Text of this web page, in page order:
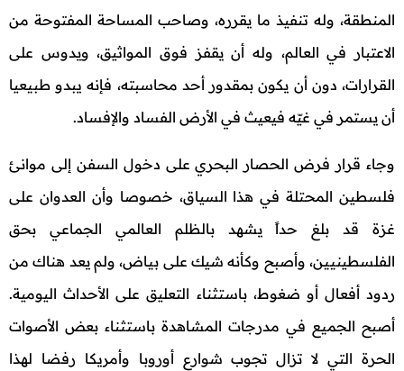
المنطقة، وله تنفيذ ما يقرره، وصاحب المساحة المفتوحة من
الاعتبار في العالم، وله أن يقفز فوق المواثيق، ويدوس على
القرارات، دون أن يكون بمقدور أحد محاسبته، فإنه يبدو طبيعيا
أن يستمر في غيّه فيعيث في الأرض الفساد والإفساد.
وجاء قرار فرض الحصار البحري على دخول السفن إلى موانئ
فلسطين المحتلة في هذا السياق، خصوصا وأن العدوان على
غزة قد بلغ حداً يشهد بالظلم العالمي الجماعي بحق
الفلسطينيين، وأصبح وكأنه شيك على بياض، ولم يعد هناك من
ردود أفعال أو ضغوط، باستثناء التعليق على الأحداث اليومية.
أصبح الجميع في مدرجات المشاهدة باستثناء بعض الأصوات
الحرة التي لا تزال تجوب شوارع أوروبا وأمريكا رفضا لهذا